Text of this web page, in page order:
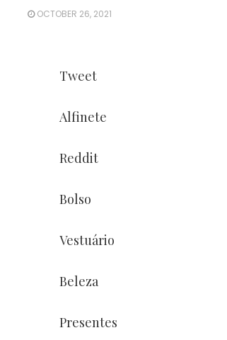
OCTOBER 26, 2021
Tweet
Alfinete
Reddit
Bolso
Vestuário
Beleza
Presentes